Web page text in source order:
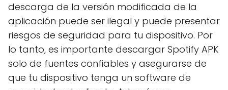
descarga de la versión modificada de la
aplicación puede ser ilegal y puede presentar
riesgos de seguridad para tu dispositivo. Por
lo tanto, es importante descargar Spotify APK
solo de fuentes confiables y asegurarse de
que tu dispositivo tenga un software de